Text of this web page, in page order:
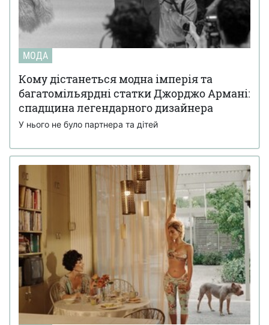
МОДА
Кому дістанеться модна імперія та
багатомільярдні статки Джорджо Армані:
спадщина легендарного дизайнера
У нього не було партнера та дітей